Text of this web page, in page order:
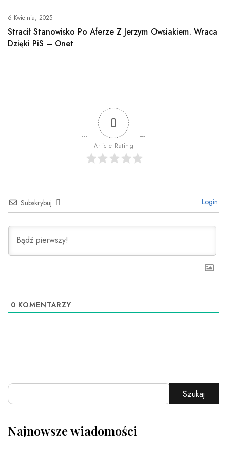
6 Kwietnia, 2025
Stracił Stanowisko Po Aferze Z Jerzym Owsiakiem. Wraca
Dzięki PiS – Onet
0
Article Rating
Subskrybuj Login
0 KOMENTARZY
Szukaj
Najnowsze wiadomości